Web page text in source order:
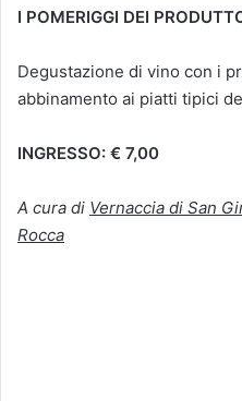
I POMERIGGI DEI
Degustazione di vino con i
abbinamento ai piatti tipici
INGRESSO: € 7,00
A cura di Vernaccia di San
Rocca